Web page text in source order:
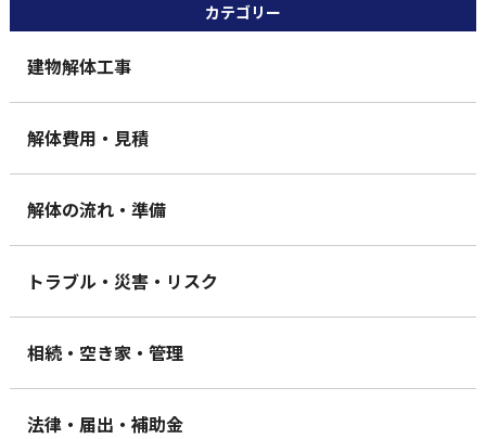
カテゴリー
建物解体工事
解体費用・見積
解体の流れ・準備
トラブル・災害・リスク
相続・空き家・管理
法律・届出・補助金